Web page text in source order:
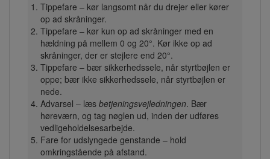
Tippefare – kør langsomt når du drejer eller kører
op ad skråninger.
Tippefare – kør kun op ad skråninger med en
hældning på mellem 0 og 20°. Kør ikke op ad
skråninger, der er stejlere end 20°.
Tippefare – bær sikkerhedssele, når styrtbøjlen er
oppe; bær ikke sikkerhedssele, når styrtbøjlen er
nede.
Advarsel – læs betjeningsvejledningen. Bær
høreværn, og tag nøglen ud, inden der udføres
vedligeholdelsesarbejde.
Fare for udslyngede genstande – hold
omkringstående på afstand.